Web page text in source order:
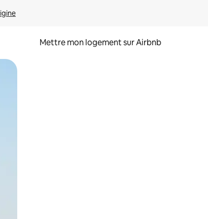
Mettre mon logement sur Airbnb